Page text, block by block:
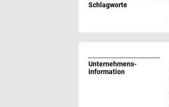
Schlagworte
Unternehmens­
information